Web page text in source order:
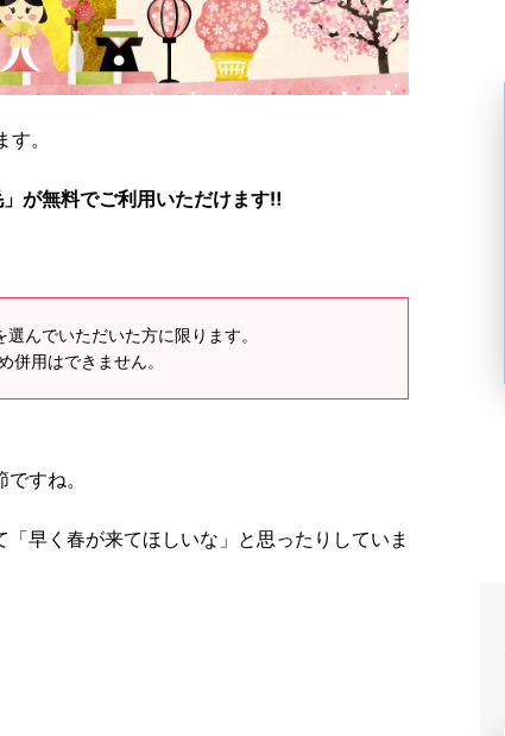
。
が無料でご利用いただけます‼
んでいただいた方に限ります。
用はできません。
すね。
早く春が来てほしいな」と思ったりしていま